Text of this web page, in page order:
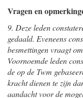
Vragen en
9. Deze leden
gedaald. Eveneens
besmettingen vraagt
Voornoemde leden
de op de Twm
kracht dienen te zijn
aandacht voor de